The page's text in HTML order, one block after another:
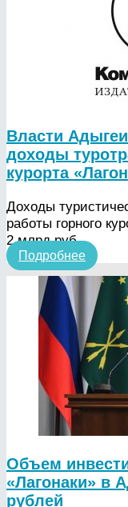
Власти
доходы
курорта
Доходы
работы горного
2 млрд руб.
Подробнее
Объем
«Лагонаки» в
рублей